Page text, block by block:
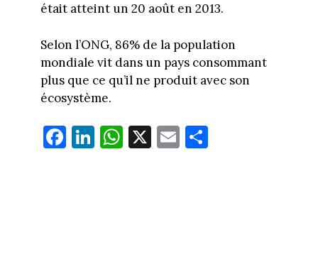
était atteint un 20 août en 2013.
Selon l’ONG, 86% de la population
mondiale vit dans un pays consommant
plus que ce qu’il ne produit avec son
écosystème.
Fa
ce
Li
nk
W
ha
X E
m
Pa